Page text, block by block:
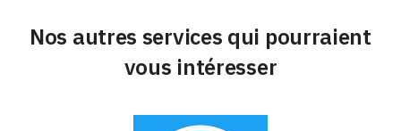
Nos autres services qui pourraient
vous intéresser